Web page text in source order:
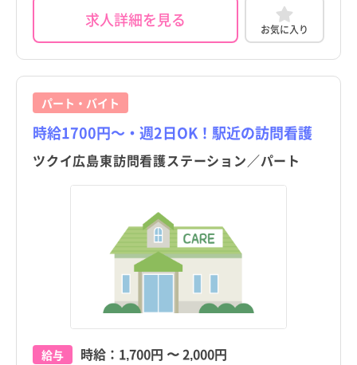
求人詳細を見る お気に入り
パート・バイト
時給1700円～・週2日OK！駅近の訪問看護
ツクイ広島東訪問看護ステーション／パート
給与 時給： 1,700円 〜2,000円